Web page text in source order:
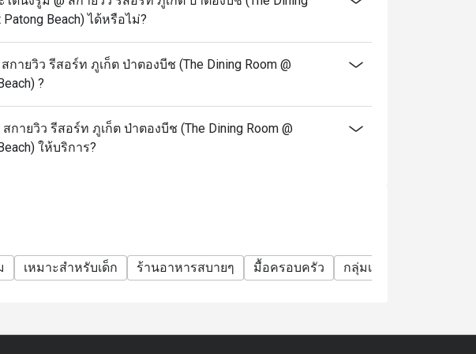
Patong Beach) ได้หรือไม่?
กายวิว รีสอร์ท ภูเก็ต ป่าตองบีช (The Dining Room @
?
กายวิว รีสอร์ท ภูเก็ต ป่าตองบีช (The Dining Room @
ให้บริการ?
เหมาะสำหรับเด็ก ร้านอาหารสบายๆ มื้อครอบครัว กลุ่มเพื่อน